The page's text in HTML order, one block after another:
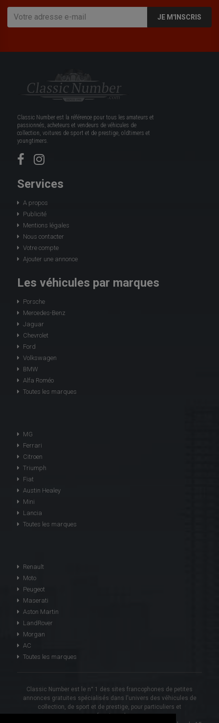
JE M'INSCRIS
Classic Number est la référence pour tous les amateurs et
passionnés, acheteurs et vendeurs de véhicules de
collection, voitures de sport et de prestige, oldtimers et
youngtimers.
Services
A propos
Publicité
Mentions légales
Nous contacter
Votre compte
Ajouter une annonce
Les véhicules par marques
Porsche
Mercedes-Benz
Jaguar
Chevrolet
Ford
Volkswagen
BMW
Alfa Roméo
Toutes les marques
MG
Ferrari
Citroen
Triumph
Fiat
Austin Healey
Mini
Lancia
Toutes les marques
Renault
Moto
Peugeot
Maserati
Aston Martin
LandRover
Morgan
AC
Toutes les marques
Classic Number est le n° 1 des sites francophones de petites
annonces gratuites spécialisés dans l'univers des véhicules de
collection, de sport et de prestige, pour particuliers et
professionnels.